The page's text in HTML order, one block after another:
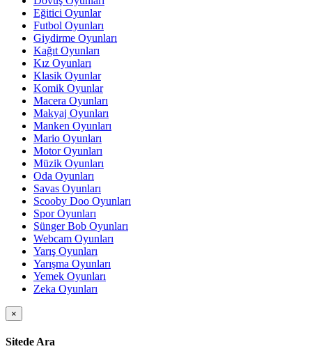
Eğitici Oyunlar
Futbol Oyunları
Giydirme Oyunları
Kağıt Oyunları
Kız Oyunları
Klasik Oyunlar
Komik Oyunlar
Macera Oyunları
Makyaj Oyunları
Manken Oyunları
Mario Oyunları
Motor Oyunları
Müzik Oyunları
Oda Oyunları
Savas Oyunları
Scooby Doo Oyunları
Spor Oyunları
Sünger Bob Oyunları
Webcam Oyunları
Yarış Oyunları
Yarışma Oyunları
Yemek Oyunları
Zeka Oyunları
×
Sitede Ara